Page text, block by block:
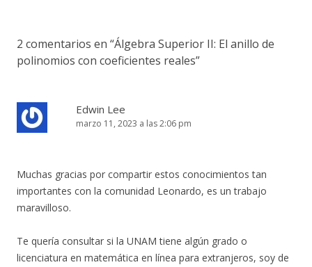
2 comentarios en “Álgebra Superior II: El anillo de
polinomios con coeficientes reales”
Edwin Lee
marzo 11, 2023 a las 2:06 pm
Muchas gracias por compartir estos conocimientos tan
importantes con la comunidad Leonardo, es un trabajo
maravilloso.
Te quería consultar si la UNAM tiene algún grado o
licenciatura en matemática en línea para extranjeros, soy de